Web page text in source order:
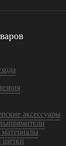
аксессуары
материалы
щетки